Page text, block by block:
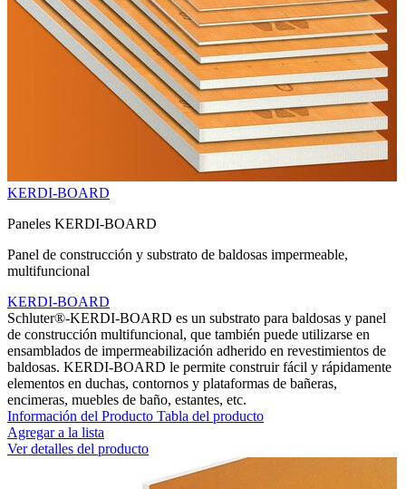
KERDI-BOARD
Paneles KERDI-BOARD
Panel de construcción y substrato de baldosas impermeable,
multifuncional
KERDI-BOARD
Schluter®-KERDI-BOARD es un substrato para baldosas y panel
de construcción multifuncional, que también puede utilizarse en
ensamblados de impermeabilización adherido en revestimientos de
baldosas. KERDI-BOARD le permite construir fácil y rápidamente
elementos en duchas, contornos y plataformas de bañeras,
encimeras, muebles de baño, estantes, etc.
Información del Producto Tabla del producto
Agregar a la lista
Ver detalles del producto